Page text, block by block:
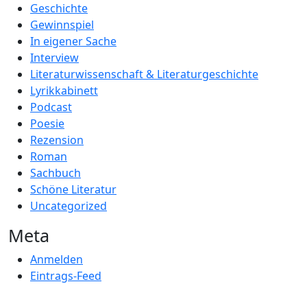
Geschichte
Gewinnspiel
In eigener Sache
Interview
Literaturwissenschaft & Literaturgeschichte
Lyrikkabinett
Podcast
Poesie
Rezension
Roman
Sachbuch
Schöne Literatur
Uncategorized
Meta
Anmelden
Eintrags-Feed